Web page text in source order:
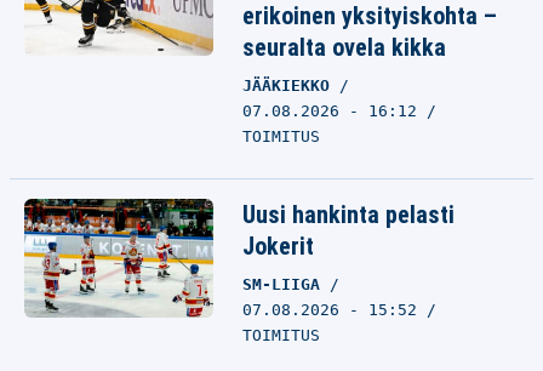
erikoinen yksityiskohta –
seuralta ovela kikka
JÄÄKIEKKO
07.08.2026 - 16:12
TOIMITUS
Uusi hankinta pelasti
Jokerit
SM-LIIGA
07.08.2026 - 15:52
TOIMITUS